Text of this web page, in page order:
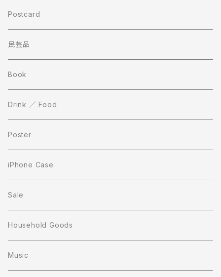
Postcard
民芸品
Book
Drink ／ Food
Poster
iPhone Case
Sale
Household Goods
Music